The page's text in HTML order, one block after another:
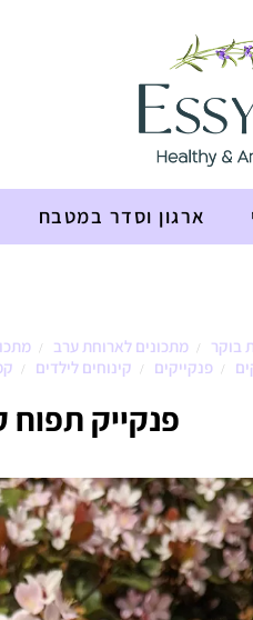
ארגון וסדר במטבח
בוקר / מתכונים לארוחת ערב /
/ פנקייקים / קינוחים לילדים /
פנקייק תפוח